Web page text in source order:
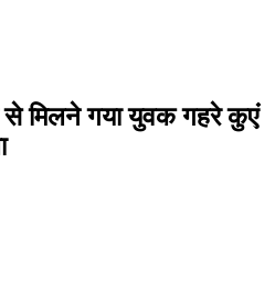
से मिलने गया युवक गहरे कुएं